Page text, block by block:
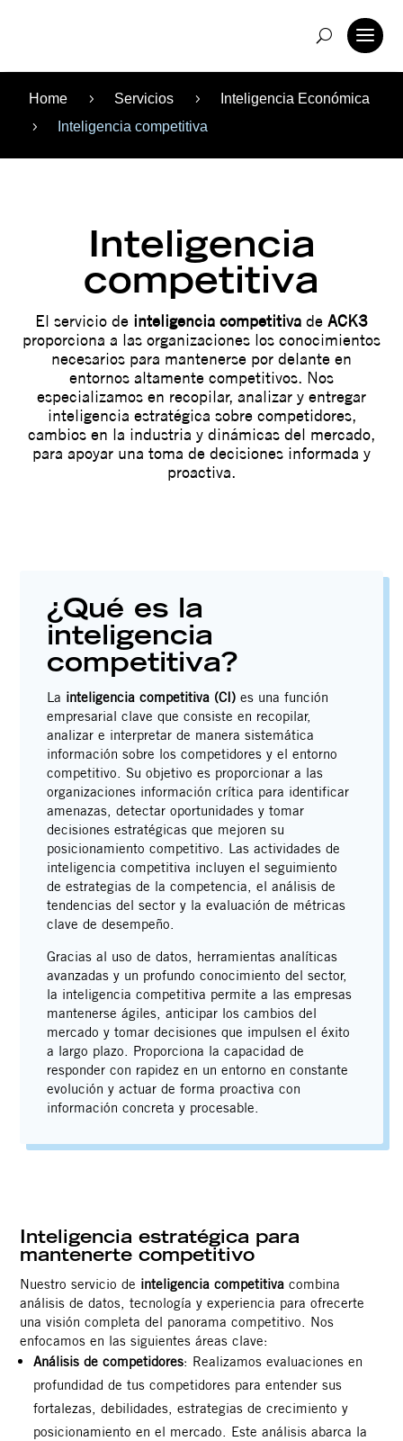
Contacto
Home 5 Servicios 5 Inteligencia Económica
5 Inteligencia competitiva
Inteligencia
competitiva
El servicio de inteligencia competitiva de ACK3
proporciona a las organizaciones los conocimientos
necesarios para mantenerse por delante en
entornos altamente competitivos. Nos
especializamos en recopilar, analizar y entregar
inteligencia estratégica sobre competidores,
cambios en la industria y dinámicas del mercado,
para apoyar una toma de decisiones informada y
proactiva.
¿Qué es la
inteligencia
competitiva?
La inteligencia competitiva (CI) es una función
empresarial clave que consiste en recopilar,
analizar e interpretar de manera sistemática
información sobre los competidores y el entorno
competitivo. Su objetivo es proporcionar a las
organizaciones información crítica para identificar
amenazas, detectar oportunidades y tomar
decisiones estratégicas que mejoren su
posicionamiento competitivo. Las actividades de
inteligencia competitiva incluyen el seguimiento
de estrategias de la competencia, el análisis de
tendencias del sector y la evaluación de métricas
clave de desempeño.
Gracias al uso de datos, herramientas analíticas
avanzadas y un profundo conocimiento del sector,
la inteligencia competitiva permite a las empresas
mantenerse ágiles, anticipar los cambios del
mercado y tomar decisiones que impulsen el éxito
a largo plazo. Proporciona la capacidad de
responder con rapidez en un entorno en constante
evolución y actuar de forma proactiva con
información concreta y procesable.
Inteligencia estratégica para
mantenerte competitivo
Nuestro servicio de inteligencia competitiva combina
análisis de datos, tecnología y experiencia para ofrecerte
una visión completa del panorama competitivo. Nos
enfocamos en las siguientes áreas clave:
Análisis de competidores: Realizamos evaluaciones en
profundidad de tus competidores para entender sus
fortalezas, debilidades, estrategias de crecimiento y
posicionamiento en el mercado. Este análisis abarca la